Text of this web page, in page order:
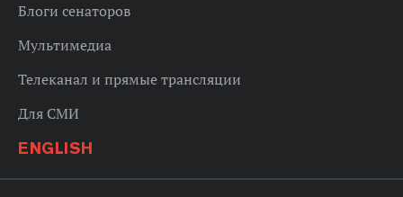
Блоги сенаторов
Мультимедиа
Телеканал и прямые трансляции
Для СМИ
ENGLISH